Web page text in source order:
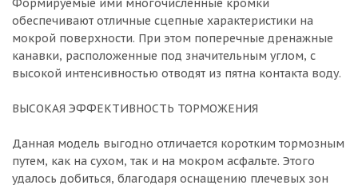
Формируемые ими многочисленные кромки
обеспечивают отличные сцепные характеристики на
мокрой поверхности. При этом поперечные дренажные
канавки, расположенные под значительным углом, с
высокой интенсивностью отводят из пятна контакта воду.
ВЫСОКАЯ ЭФФЕКТИВНОСТЬ ТОРМОЖЕНИЯ
Данная модель выгодно отличается коротким тормозным
путем, как на сухом, так и на мокром асфальте. Этого
удалось добиться, благодаря оснащению плечевых зон